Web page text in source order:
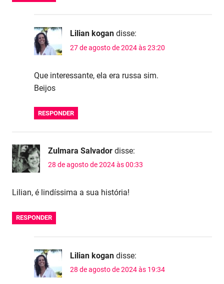
Lilian kogan disse:
27 de agosto de 2024 às 23:20
Que interessante, ela era russa sim.
Beijos
RESPONDER
Zulmara Salvador disse:
28 de agosto de 2024 às 00:33
Lilian, é lindíssima a sua história!
RESPONDER
Lilian kogan disse:
28 de agosto de 2024 às 19:34